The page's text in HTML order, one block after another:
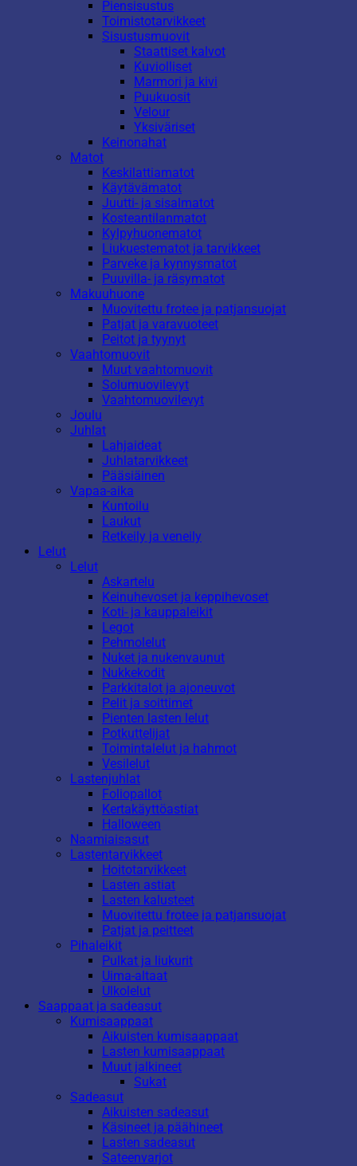
Piensisustus
Toimistotarvikkeet
Sisustusmuovit
Staattiset kalvot
Kuviolliset
Marmori ja kivi
Puukuosit
Velour
Yksiväriset
Keinonahat
Matot
Keskilattiamatot
Käytävämatot
Juutti- ja sisalmatot
Kosteantilanmatot
Kylpyhuonematot
Liukuestematot ja tarvikkeet
Parveke ja kynnysmatot
Puuvilla- ja räsymatot
Makuuhuone
Muovitettu frotee ja patjansuojat
Patjat ja varavuoteet
Peitot ja tyynyt
Vaahtomuovit
Muut vaahtomuovit
Solumuovilevyt
Vaahtomuovilevyt
Joulu
Juhlat
Lahjaideat
Juhlatarvikkeet
Pääsiäinen
Vapaa-aika
Kuntoilu
Laukut
Retkeily ja veneily
Lelut
Lelut
Askartelu
Keinuhevoset ja keppihevoset
Koti- ja kauppaleikit
Legot
Pehmolelut
Nuket ja nukenvaunut
Nukkekodit
Parkkitalot ja ajoneuvot
Pelit ja soittimet
Pienten lasten lelut
Potkuttelijat
Toimintalelut ja hahmot
Vesilelut
Lastenjuhlat
Foliopallot
Kertakäyttöastiat
Halloween
Naamiaisasut
Lastentarvikkeet
Hoitotarvikkeet
Lasten astiat
Lasten kalusteet
Muovitettu frotee ja patjansuojat
Patjat ja peitteet
Pihaleikit
Pulkat ja liukurit
Uima-altaat
Ulkolelut
Saappaat ja sadeasut
Kumisaappaat
Aikuisten kumisaappaat
Lasten kumisaappaat
Muut jalkineet
Sukat
Sadeasut
Aikuisten sadeasut
Käsineet ja päähineet
Lasten sadeasut
Sateenvarjot